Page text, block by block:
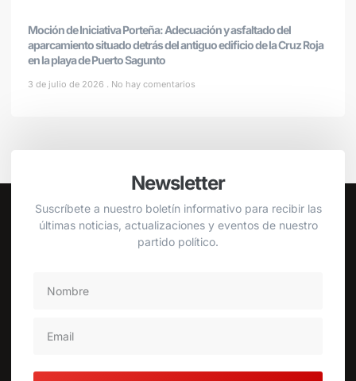
Moción de Iniciativa Porteña: Adecuación y asfaltado del
aparcamiento situado detrás del antiguo edificio de la Cruz Roja
en la playa de Puerto Sagunto
3 de julio de 2026 No hay comentarios
Newsletter
Suscríbete a nuestro boletín informativo para recibir las
últimas noticias, actualizaciones y eventos de nuestro
partido político.